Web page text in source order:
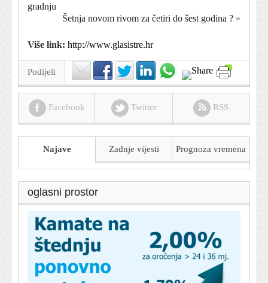
gradnju
Šetnja novom rivom za četiri do šest godina ? »
Više link: http://www.glasistre.hr
Podijeli
Facebook Twitter RSS
Najave Zadnje vijesti Prognoza vremena
oglasni prostor